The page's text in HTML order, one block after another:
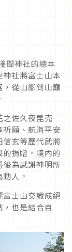
間神社的總本
社將富士山本
從山腳到山巔
之佐久夜毘売
願、航海平安
玄等歷代武將
捐贈。境內的
後為感謝神明所
人。
士山交織成絕
也是結合自